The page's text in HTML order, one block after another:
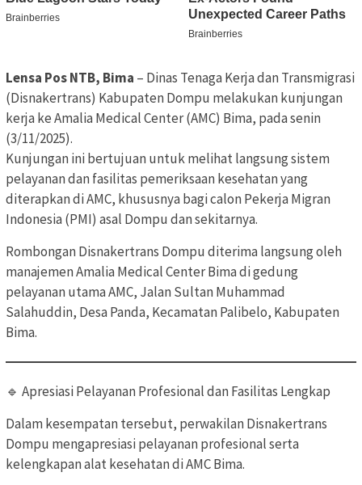
Lensa Pos NTB, Bima – Dinas Tenaga Kerja dan Transmigrasi
(Disnakertrans) Kabupaten Dompu melakukan kunjungan
kerja ke Amalia Medical Center (AMC) Bima, pada senin
(3/11/2025).
Kunjungan ini bertujuan untuk melihat langsung sistem
pelayanan dan fasilitas pemeriksaan kesehatan yang
diterapkan di AMC, khususnya bagi calon Pekerja Migran
Indonesia (PMI) asal Dompu dan sekitarnya.
Rombongan Disnakertrans Dompu diterima langsung oleh
manajemen Amalia Medical Center Bima di gedung
pelayanan utama AMC, Jalan Sultan Muhammad
Salahuddin, Desa Panda, Kecamatan Palibelo, Kabupaten
Bima.
🔹 Apresiasi Pelayanan Profesional dan Fasilitas Lengkap
Dalam kesempatan tersebut, perwakilan Disnakertrans
Dompu mengapresiasi pelayanan profesional serta
kelengkapan alat kesehatan di AMC Bima.